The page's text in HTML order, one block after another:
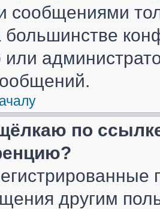
сообщениями
большинстве
по
другим